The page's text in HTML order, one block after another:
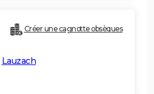
Créer une cagnotte obsèques
Lauzach